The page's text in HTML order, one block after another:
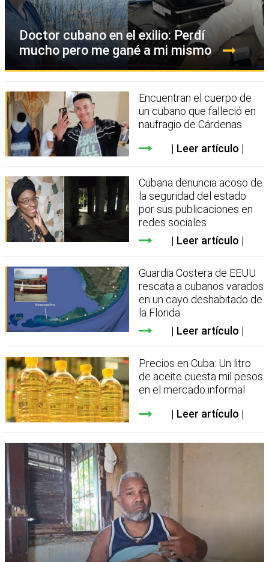
Doctor cubano en el exilio: Perdí
mucho pero me gané a mi mismo
Encuentran el cuerpo de
un cubano que falleció en
naufragio de Cárdenas
Leer artículo
Cubana denuncia acoso de
la seguridad del estado
por sus publicaciones en
redes sociales
Leer artículo
Guardia Costera de EEUU
rescata a cubanos varados
en un cayo deshabitado de
la Florida
Leer artículo
Precios en Cuba: Un litro
de aceite cuesta mil pesos
en el mercado informal
Leer artículo